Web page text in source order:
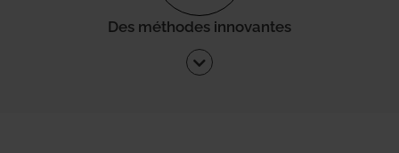
Des méthodes innovantes